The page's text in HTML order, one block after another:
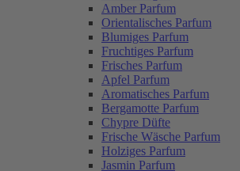
Amber Parfum
Orientalisches Parfum
Blumiges Parfum
Fruchtiges Parfum
Frisches Parfum
Apfel Parfum
Aromatisches Parfum
Bergamotte Parfum
Chypre Düfte
Frische Wäsche Parfum
Holziges Parfum
Jasmin Parfum